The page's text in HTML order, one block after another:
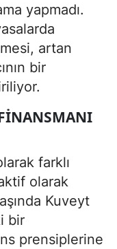
yapmadı.
artan
bir
farklı
olarak
Kuveyt
bir
prensiplerine